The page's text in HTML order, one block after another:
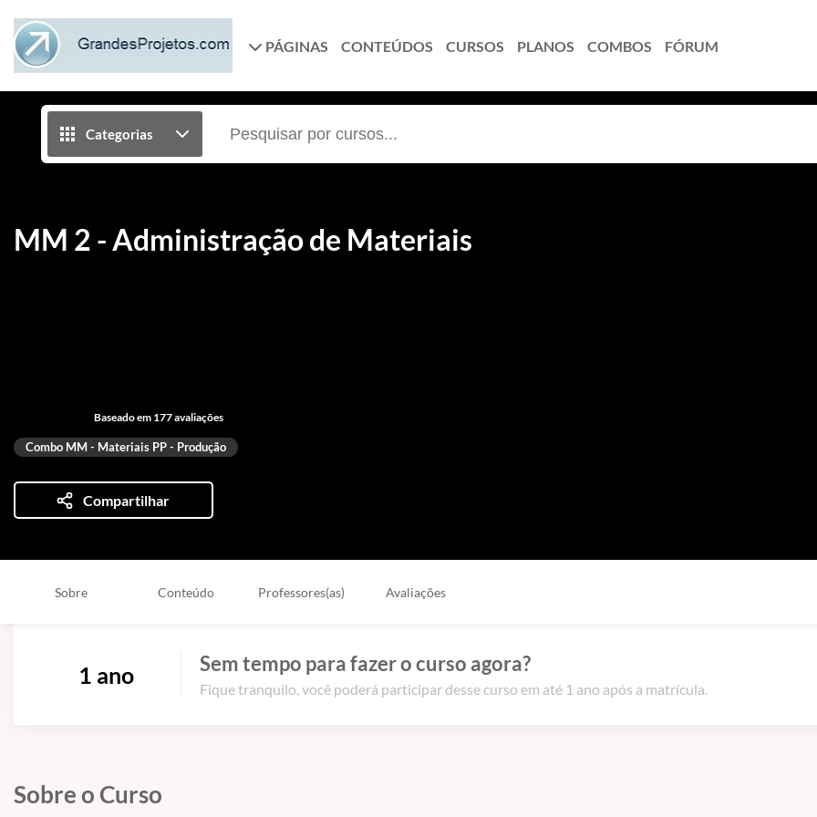
PÁGINAS CONTEÚDOS CURSOS PLANOS COMBOS FÓRUM
Categorias
MM 2 - Administração de Materiais
Baseado em 177 avaliações
Combo MM - Materiais PP - Produção
Compartilhar
Sobre Conteúdo Professores(as) Avaliações
1 ano Sem tempo para fazer o curso agora?
Fique tranquilo, você poderá participar desse curso em até 1 ano após a matrícula.
Sobre o Curso